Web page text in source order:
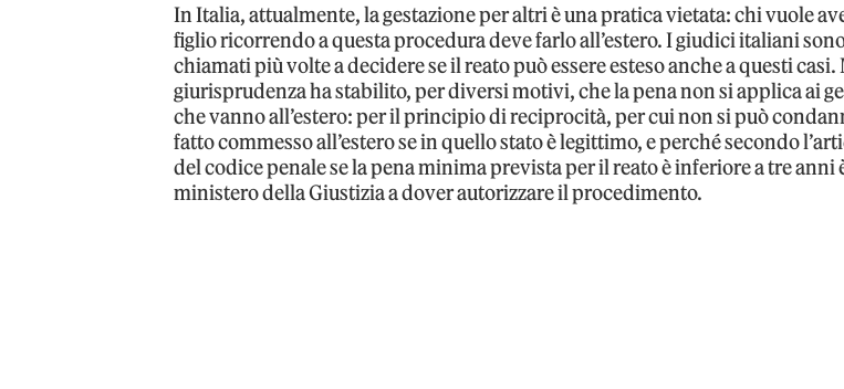
In Italia, attualmente, la gestazione per altri è una pratica vietata: chi vuole
figlio ricorrendo a questa procedura deve farlo all’estero. I giudici italiani
chiamati più volte a decidere se il reato può essere esteso anche a questi casi.
giurisprudenza ha stabilito, per diversi motivi, che la pena non si applica ai
che vanno all’estero: per il principio di reciprocità, per cui non si può
fatto commesso all’estero se in quello stato è legittimo, e perché secondo
del codice penale se la pena minima prevista per il reato è inferiore a tre anni
ministero della Giustizia a dover autorizzare il procedimento.